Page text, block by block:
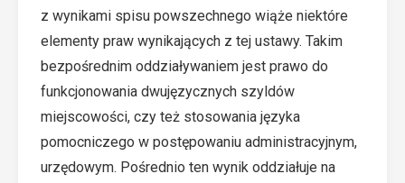
z wynikami spisu powszechnego wiąże niektóre
elementy praw wynikających z tej ustawy. Takim
bezpośrednim oddziaływaniem jest prawo do
funkcjonowania dwujęzycznych szyldów
miejscowości, czy też stosowania języka
pomocniczego w postępowaniu administracyjnym,
urzędowym. Pośrednio ten wynik oddziałuje na